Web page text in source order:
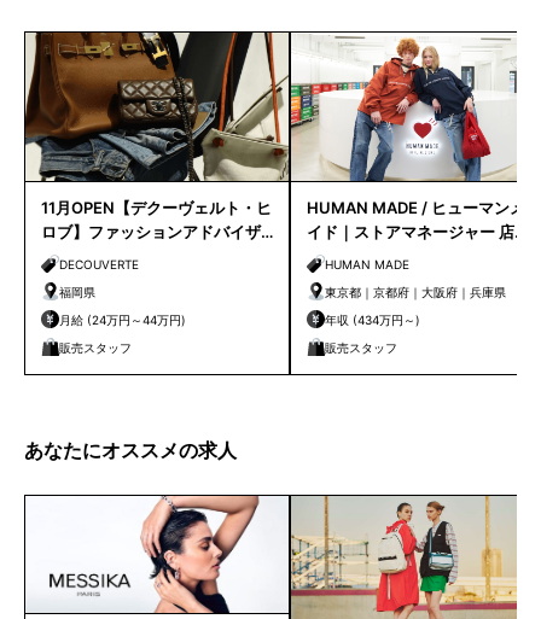
11月OPEN【デクーヴェルト・ヒ
ロブ】ファッションアドバイザ
ー｜天神店
DECOUVERTE
福岡県
月給 (24万円～44万円)
販売スタッフ
HUMAN MADE / ヒューマンメ
イド｜ストアマネージャー 店長
候補HUMAN MADE
東京都｜京都府｜大阪府｜兵庫県
年収 (434万円～)
販売スタッフ
あなたにオススメの求人